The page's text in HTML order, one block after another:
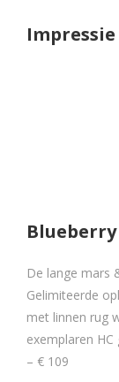
Blueberry
De lange mars
Gelimiteerde
met linnen rug
exemplaren
– € 109